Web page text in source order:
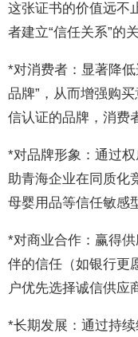
这张证书的价值远
者建立“信任关系”的
*对消费者：显著降
品牌”，从而增强购
信认证的品牌，消费
*对品牌形象：通过
助青海企业在同质化
母婴用品等信任敏感
*对商业合作：赢得
伴的信任（如银行更
户优先选择诚信供应
*长期发展：通过持